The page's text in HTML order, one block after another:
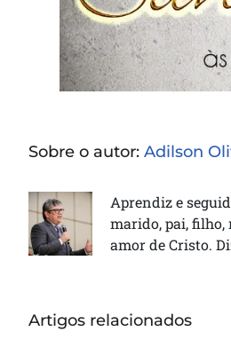
Sobre o autor: Adilson
Aprendiz e
marido, pai, filho,
amor de Cristo.
Artigos relacionados
Missionária